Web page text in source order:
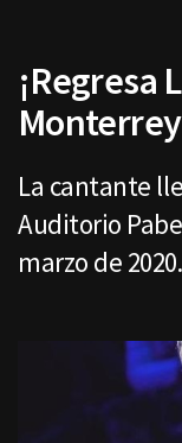
¡Regresa
La cantante
Auditorio
marzo de 2020.